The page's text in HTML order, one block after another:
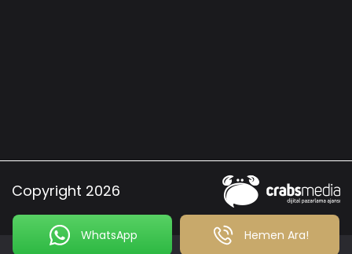
WhatsApp Hemen Ara!
Copyright 2026